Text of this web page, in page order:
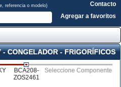
referencia o modelo)
Contacto
Agregar a favoritos
CONGELADOR - FRIGORÍFICOS
BCA208-
ZOS2461
Seleccione Componente